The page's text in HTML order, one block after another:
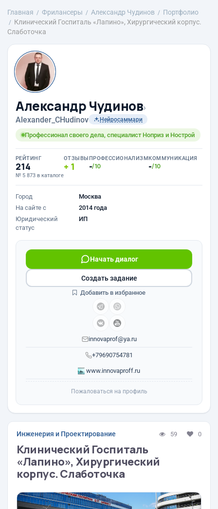
Главная Фрилансеры Александр Чудинов
Портфолио
Клинический Госпиталь «Лапино», Хирургический корпус.
Слаботочка
Александр Чудинов›
Alexander_CHudinov Нейросаммари
Профессионал своего дела, специалист Ноприз и Нострой
РЕЙТИНГ
214
№ 5 873 в каталоге
ОТЗЫВЫ
1
ПРОФЕССИОНАЛИЗМ
-/10
КОММУНИКАЦИЯ
-/10
Город
Москва
На сайте с
2014 года
Юридический
статус
ИП
+79690754781
Начать диалог
innovaprof@ya.ru
www.innovaproff.ru
Создать задание
Добавить в избранное
Пожаловаться на профиль
Инженерия и Проектирование 59 0
Клинический Госпиталь
«Лапино», Хирургический
корпус. Слаботочка